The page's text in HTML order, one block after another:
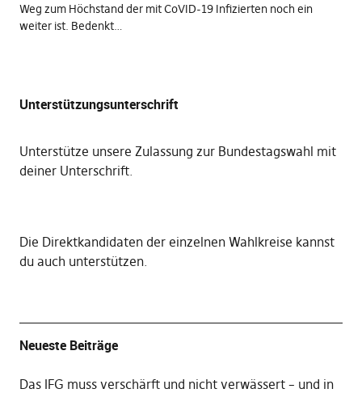
Weg zum Höchstand der mit CoVID-19 Infizierten noch ein
weiter ist. Bedenkt…
Unterstützungsunterschrift
Unterstütze unsere Zulassung zur Bundestagswahl mit
deiner Unterschrift.
Die Direktkandidaten der einzelnen Wahlkreise kannst
du auch unterstützen.
Neueste Beiträge
Das IFG muss verschärft und nicht verwässert – und in